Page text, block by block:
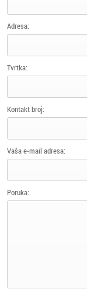
Adresa:
Tvrtka:
Kontakt broj:
Vaša e-mail adresa:
Poruka: